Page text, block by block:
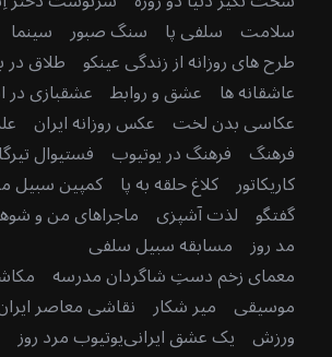
سلامت سلفی پا سنگ صبور سینما
طرح های روزانه از زندگی عینکو طلاق در
عاشقانه ها عشق و روابط عشقبازی در
عکاسی بدن لخت عکس روزانه ایران
فرهنگ فرهنگ در یوتیوب فستیوال
کاریکاتور کلاغ حلقه به پا کمپین سبیل
گفتگو لذت آشپزی ماجراهای من و
مد روز مسابقه سبیل سلفی
معمای زخم دستِ شاگردان مدرسه
موسیقی میر شکار نقاشی معاصر
ورزش یک عشق ایرانییوتیوب مرد روز